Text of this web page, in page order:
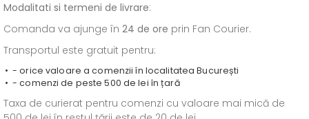
Modalitati si termeni de livrare:
Comanda va ajunge în 24 de ore prin Fan Courier.
Transportul este gratuit pentru:
- orice valoare a comenzii în localitatea București
- comenzi de peste 500 de lei în țară
Taxa de curierat pentru comenzi cu valoare mai mică de